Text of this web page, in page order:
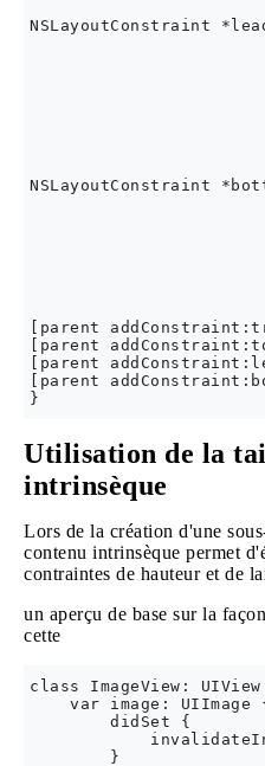
NSLayoutConstraint
NSLayoutConstraint
[parent
[parent
[parent
[parent
Utilisation de la
intrinsèque
Lors de la création d'une
contenu intrinsèque permet
contraintes de hauteur et de
un aperçu de base sur la
cette
class ImageView:
var image: UIImage
        didSet {
        }